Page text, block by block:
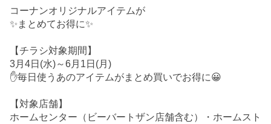
コーナンオリジナルアイテムが
✨まとめてお得に✨
【チラシ対象期間】
3月4日(水)～6月1日(月)
✋毎日使うあのアイテムがまとめ買いでお得に😀
【対象店舗】
ホームセンター（ビーバートザン店舗含む）・ホームスト